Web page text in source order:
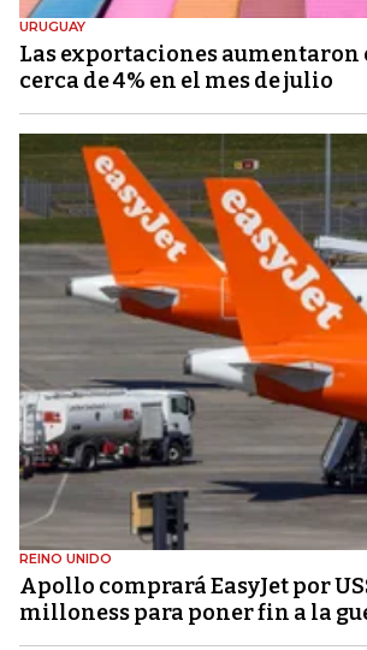
URUGUAY
Las exportaciones aumentaron
cerca de 4% en el mes de julio
REINO UNIDO
Apollo comprará EasyJet por
milloness para poner fin a la